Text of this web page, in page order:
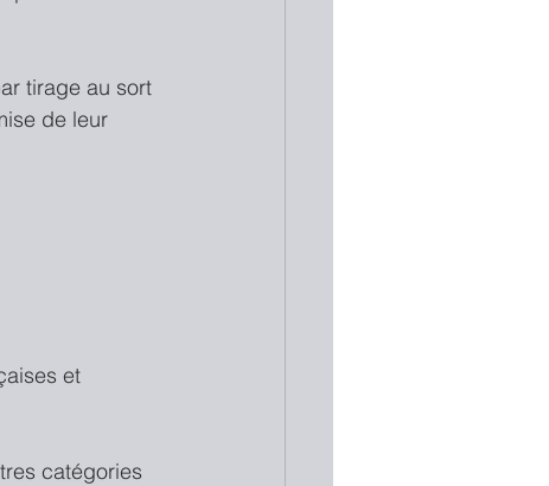
tirage au sort
de leur
et
catégories